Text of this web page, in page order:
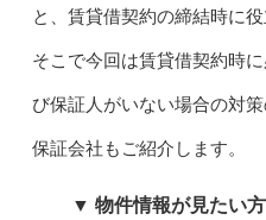
と、賃貸借契約の締結時に役
そこで今回は賃貸借契約時
び保証人がいない場合の対
保証会社もご紹介します。
▼ 物件情報が見たい